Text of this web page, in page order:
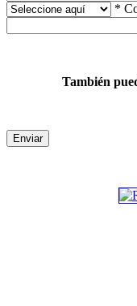
*
También
Enviar